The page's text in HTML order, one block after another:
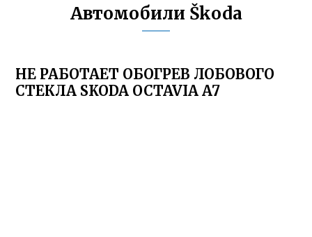
Автомобили Škoda
НЕ РАБОТАЕТ ОБОГРЕВ ЛОБОВОГО
СТЕКЛА SKODA OCTAVIA A7